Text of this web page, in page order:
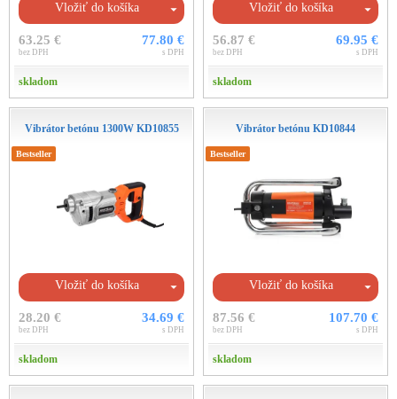
Vložiť do košíka
63.25 €
bez DPH
77.80 €
s DPH
skladom
Vložiť do košíka
56.87 €
bez DPH
69.95 €
s DPH
skladom
Vibrátor betónu 1300W KD10855
Bestseller
Vložiť do košíka
28.20 €
bez DPH
34.69 €
s DPH
skladom
Vibrátor betónu KD10844
Bestseller
Vložiť do košíka
87.56 €
bez DPH
107.70 €
s DPH
skladom